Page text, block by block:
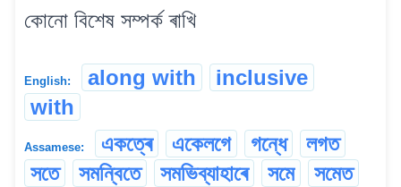
কোনো বিশেষ সম্পৰ্ক ৰাখি
English: along with
inclusive
with
Assamese: একত্ৰে একেলগে গন্ধে
লগত
সতে
সমন্বিতে সমভিব্যাহাৰে সমে
সমেত